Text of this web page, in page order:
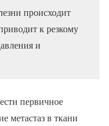
происходит
к резкому
и
первичное
метастаз в ткани